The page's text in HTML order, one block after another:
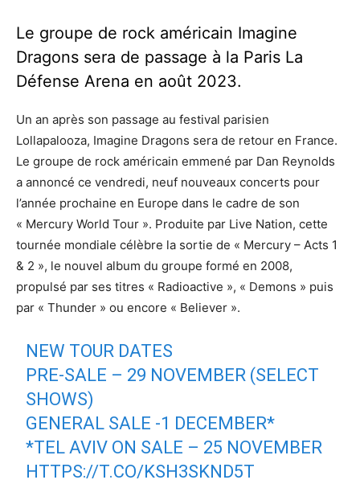
Le groupe de rock américain Imagine
Dragons sera de passage à la Paris La
Défense Arena en août 2023.
Un an après son passage au festival parisien
Lollapalooza, Imagine Dragons sera de retour en France.
Le groupe de rock américain emmené par Dan Reynolds
a annoncé ce vendredi, neuf nouveaux concerts pour
l’année prochaine en Europe dans le cadre de son
« Mercury World Tour ». Produite par Live Nation, cette
tournée mondiale célèbre la sortie de « Mercury – Acts 1
& 2 », le nouvel album du groupe formé en 2008,
propulsé par ses titres « Radioactive », « Demons » puis
par « Thunder » ou encore « Believer ».
NEW TOUR DATES
PRE-SALE – 29 NOVEMBER (SELECT
SHOWS)
GENERAL SALE -1 DECEMBER*
*TEL AVIV ON SALE – 25 NOVEMBER
HTTPS://T.CO/KSH3SKND5T